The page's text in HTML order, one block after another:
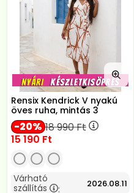
Rensix Kendrick V nyakú
öves ruha, mintás 3
20 18 990Ft
15 190 Ft
Várható
szállítás
: 2026.08.11